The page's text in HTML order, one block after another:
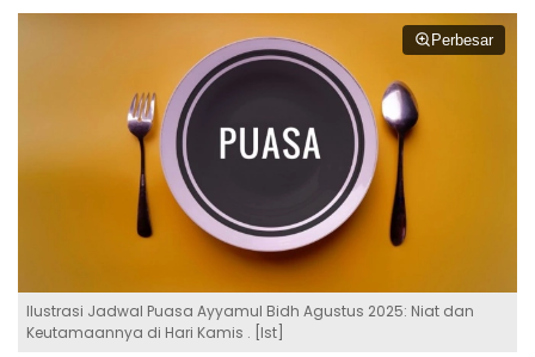
Perbesar
Ilustrasi Jadwal Puasa Ayyamul Bidh Agustus 2025: Niat dan
Keutamaannya di Hari Kamis . [Ist]